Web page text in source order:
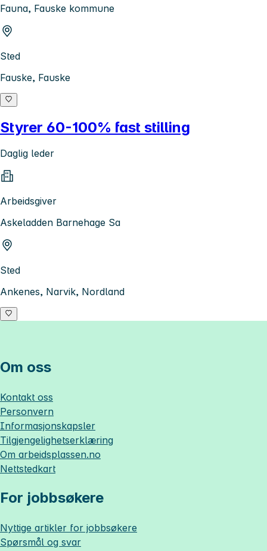
Fauna, Fauske kommune
Sted
Fauske, Fauske
Styrer 60-100% fast stilling
Daglig leder
Arbeidsgiver
Askeladden Barnehage Sa
Sted
Ankenes, Narvik, Nordland
Om oss
Kontakt oss
Personvern
Informasjonskapsler
Tilgjengelighetserklæring
Om arbeidsplassen.no
Nettstedkart
For jobbsøkere
Nyttige artikler for jobbsøkere
Spørsmål og svar